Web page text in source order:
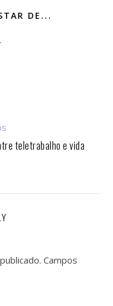
DE...
teletrabalho e vida
Campos